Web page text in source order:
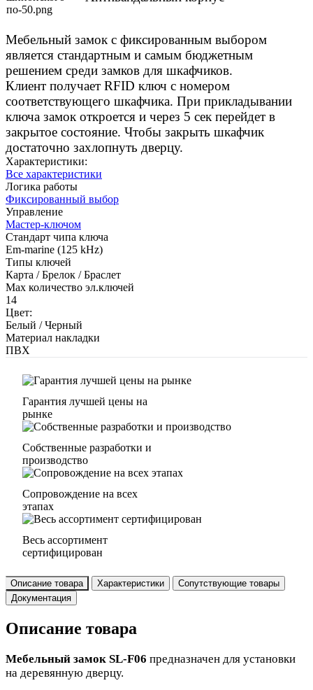
Мебельный замок с фиксированным выбором
является стандартным и самым бюджетным
решением среди замков для шкафчиков.
Клиент получает RFID ключ с номером
соответствующего шкафчика. При прикладывании
ключа замок откроется и через 5 сек перейдет в
закрытое состояние. Чтобы закрыть шкафчик
достаточно захлопнуть дверцу.
Характеристики:
Все характеристики
Логика работы
Фиксированный выбор
Управление
Мастер-ключом
Стандарт чипа ключа
Em-marine (125 kHz)
Типы ключей
Карта / Брелок / Браслет
Max количество эл.ключей
14
Цвет:
Белый / Черный
Материал накладки
ПВХ
Гарантия лучшей цены на
рынке
Собственные разработки и
производство
Сопровождение на всех
этапах
Весь ассортимент
сертифицирован
Описание товара Характеристики
Сопутствующие товары
Документация
Описание товара
Мебельный замок SL-F06 предназначен для установки
на деревянную дверцу.